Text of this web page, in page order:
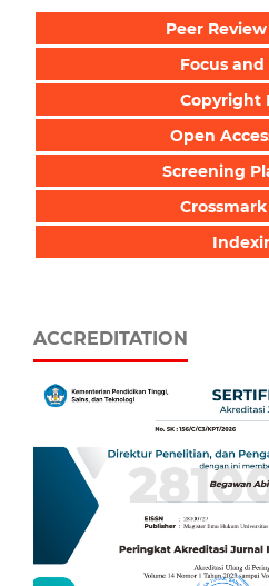
Peer
Focus and
Copyright
Open
Screening
ACCREDITATION